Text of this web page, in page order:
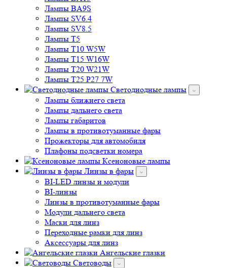
Лампы BA9S
Лампы SV6.4
Лампы SV8.5
Лампы T5
Лампы T10 W5W
Лампы T15 W16W
Лампы T20 W21W
Лампы T25 P27 7W
Светодиодные лампы
Лампы ближнего света
Лампы дальнего света
Лампы габаритов
Лампы в противотуманные фары
Прожекторы для автомобиля
Плафоны подсветки номера
Ксеноновые лампы
Линзы в фары
BI-LED линзы и модули
BI-линзы
Линзы в противотуманные фары
Модули дальнего света
Маски для линз
Переходные рамки для линз
Аксессуары для линз
Ангельские глазки
Световоды